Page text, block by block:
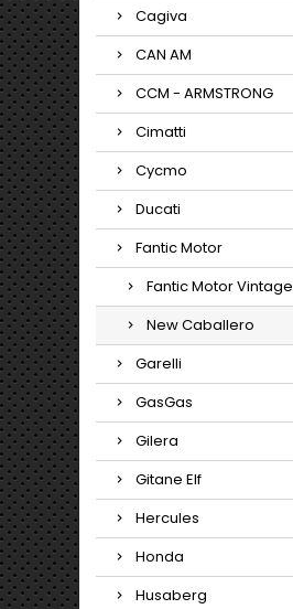
Cagiva
CAN AM
CCM - ARMSTRONG
Cimatti
Cycmo
Ducati
Fantic Motor
Fantic Motor Vintage
New Caballero
Garelli
GasGas
Gilera
Gitane Elf
Hercules
Honda
Husaberg